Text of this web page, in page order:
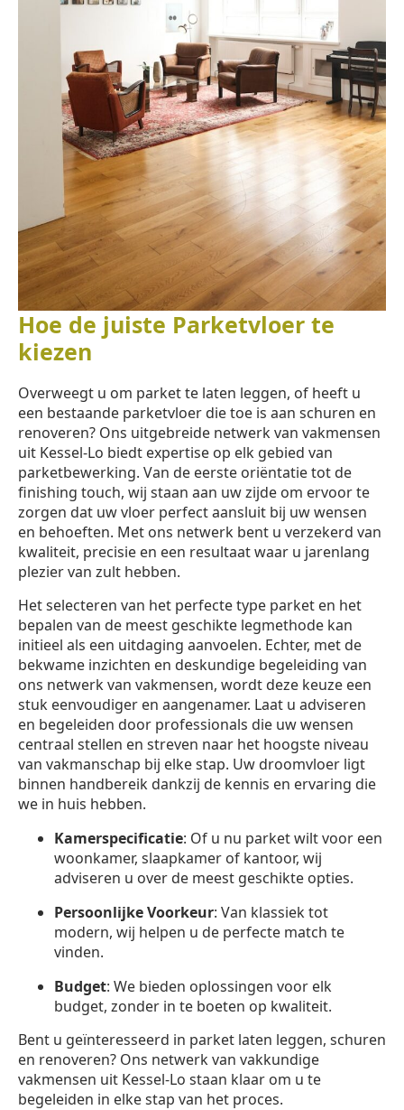
Hoe de juiste Parketvloer te
kiezen
Overweegt u om parket te laten leggen, of heeft u
een bestaande parketvloer die toe is aan schuren en
renoveren? Ons uitgebreide netwerk van vakmensen
uit Kessel-Lo biedt expertise op elk gebied van
parketbewerking. Van de eerste oriëntatie tot de
finishing touch, wij staan aan uw zijde om ervoor te
zorgen dat uw vloer perfect aansluit bij uw wensen
en behoeften. Met ons netwerk bent u verzekerd van
kwaliteit, precisie en een resultaat waar u jarenlang
plezier van zult hebben.
Het selecteren van het perfecte type parket en het
bepalen van de meest geschikte legmethode kan
initieel als een uitdaging aanvoelen. Echter, met de
bekwame inzichten en deskundige begeleiding van
ons netwerk van vakmensen, wordt deze keuze een
stuk eenvoudiger en aangenamer. Laat u adviseren
en begeleiden door professionals die uw wensen
centraal stellen en streven naar het hoogste niveau
van vakmanschap bij elke stap. Uw droomvloer ligt
binnen handbereik dankzij de kennis en ervaring die
we in huis hebben.
Kamerspecificatie: Of u nu parket wilt voor een
woonkamer, slaapkamer of kantoor, wij
adviseren u over de meest geschikte opties.
Persoonlijke Voorkeur: Van klassiek tot
modern, wij helpen u de perfecte match te
vinden.
Budget: We bieden oplossingen voor elk
budget, zonder in te boeten op kwaliteit.
Bent u geïnteresseerd in parket laten leggen, schuren
en renoveren? Ons netwerk van vakkundige
vakmensen uit Kessel-Lo staan klaar om u te
begeleiden in elke stap van het proces.